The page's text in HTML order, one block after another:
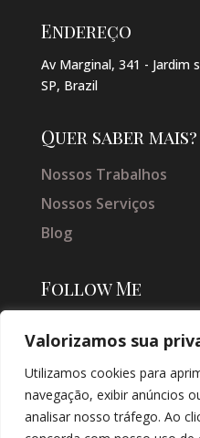
Valorizamos sua
Utilizamos cookies para
navegação, exibir anúncios
analisar nosso tráfego. Ao
Endereço
Av Marginal, 341 - Jardim
SP, Brazil
Quer saber mais?
Nossos Trabalhos
Nossos Serviços
Blog
Follow Me